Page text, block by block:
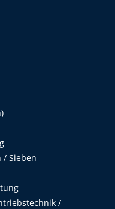
Sieben
/